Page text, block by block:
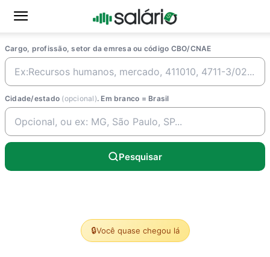
Cargo, profissão, setor da emresa ou código CBO/CNAE
Cidade/estado (opcional). Em branco = Brasil
Pesquisar
🔒Você quase chegou lá